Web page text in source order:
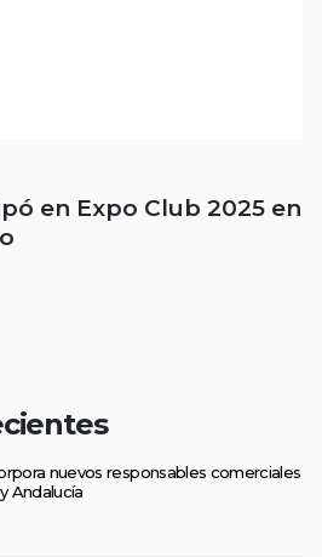
en Expo Club 2025 en
nuevos responsables comerciales
Andalucía